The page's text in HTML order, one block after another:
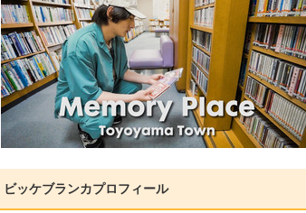
ビッケブランカプロフィール